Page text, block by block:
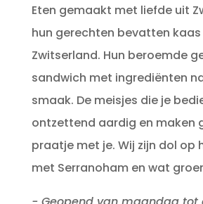
Eten gemaakt met liefde uit
hun gerechten bevatten
Zwitserland. Hun beroemde
sandwich met ingrediënten
smaak. De meisjes die je
ontzettend aardig en maken
praatje met je. Wij zijn dol op
met Serranoham en wat